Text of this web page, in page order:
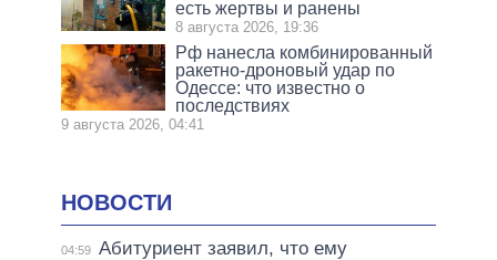
есть жертвы и ранены
8 августа 2026, 19:36
Рф нанесла комбинированный
ракетно-дроновый удар по
Одессе: что известно о
последствиях
9 августа 2026, 04:41
НОВОСТИ
04:59 Абитуриент заявил, что ему